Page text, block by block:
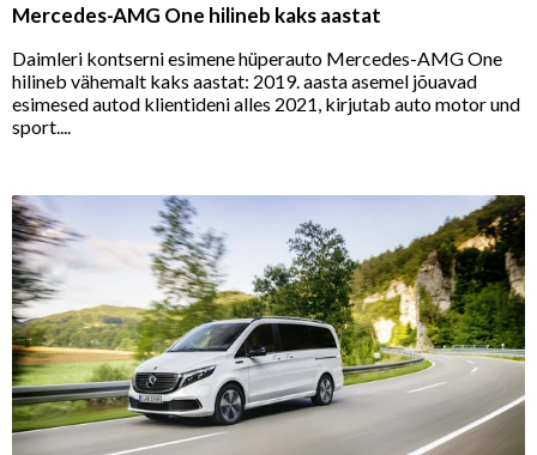
Mercedes-AMG One hilineb kaks aastat
Daimleri kontserni esimene hüperauto Mercedes-AMG One
hilineb vähemalt kaks aastat: 2019. aasta asemel jõuavad
esimesed autod klientideni alles 2021, kirjutab auto motor und
sport....